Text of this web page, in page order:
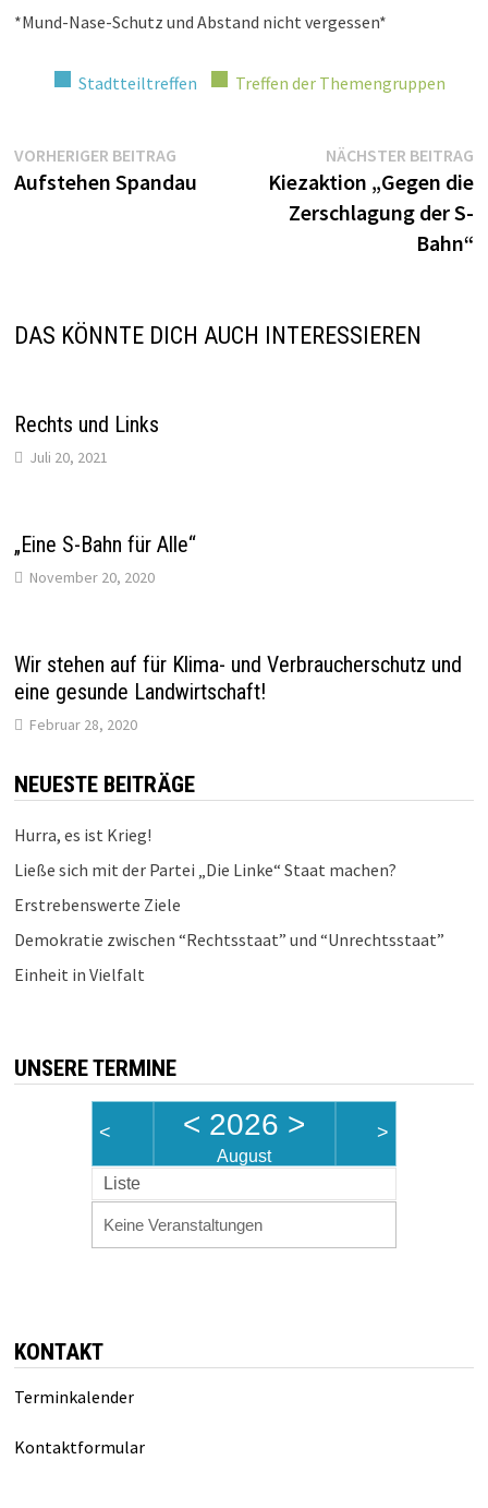
*Mund-Nase-Schutz und Abstand nicht vergessen*
Stadtteiltreffen Treffen der Themengruppen
Beitragsnavigation
VORHERIGER BEITRAGVorheriger
Beitrag:
Aufstehen Spandau
NÄCHSTER BEITRAG
Kiezaktion „Gegen die
Zerschlagung der S-
Bahn“
DAS KÖNNTE DICH AUCH INTERESSIEREN
Rechts und Links
Juli 20, 2021
„Eine S-Bahn für Alle“
November 20, 2020
Wir stehen auf für Klima- und Verbraucherschutz und
eine gesunde Landwirtschaft!
Februar 28, 2020
NEUESTE BEITRÄGE
Hurra, es ist Krieg!
Ließe sich mit der Partei „Die Linke“ Staat machen?
Erstrebenswerte Ziele
Demokratie zwischen “Rechtsstaat” und “Unrechtsstaat”
Einheit in Vielfalt
UNSERE TERMINE
< < 2026 >
August
>
Liste
Keine Veranstaltungen
KONTAKT
Terminkalender
Kontaktformular